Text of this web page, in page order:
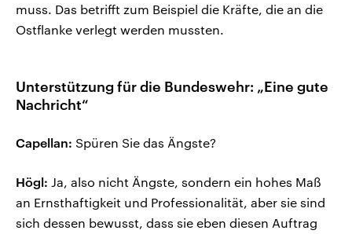
muss. Das betrifft zum Beispiel die Kräfte, die an die
Ostflanke verlegt werden mussten.
Unterstützung für die Bundeswehr: „Eine gute
Nachricht“
Capellan: Spüren Sie das Ängste?
Högl: Ja, also nicht Ängste, sondern ein hohes Maß
an Ernsthaftigkeit und Professionalität, aber sie sind
sich dessen bewusst, dass sie eben diesen Auftrag